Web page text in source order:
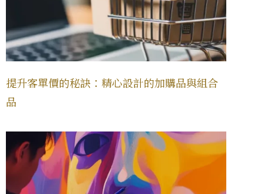
提升客單價的秘訣：精心設計的加購品與組合
品